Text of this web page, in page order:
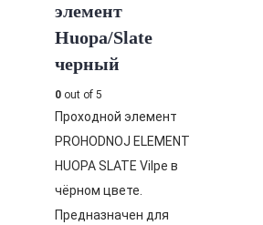
элемент
Huopa/Slate
черный
0 out of 5
Проходной элемент
PROHODNOJ ELEMENT
HUOPA SLATE Vilpe в
чёрном цвете.
Предназначен для